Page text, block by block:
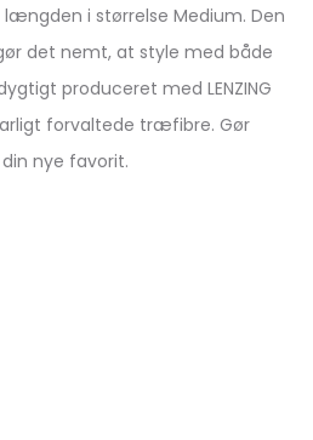
i størrelse Medium. Den
det nemt, at style med både
produceret med LENZING
forvaltede træfibre. Gør
nye favorit.